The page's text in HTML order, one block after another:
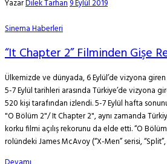
YazarDilek Tarhan9 Eylül 2019
Sinema Haberleri
“It Chapter 2” Filminden Gişe
Ülkemizde ve dünyada, 6 Eylül’de vizyona
5-7 Eylül tarihleri arasında Türkiye’de vizyona
520 kişi tarafından izlendi. 5-7 Eylül hafta
"O Bölüm 2"/ It Chapter 2", aynı zamanda
korku filmi açılış rekorunu da elde etti. “O
rolündeki James McAvoy (“X-Men” serisi, “Split”,